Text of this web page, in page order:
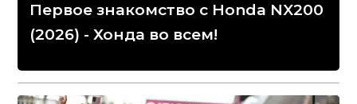
Первое знакомство с Honda NX200
(2026) - Хонда во всем!